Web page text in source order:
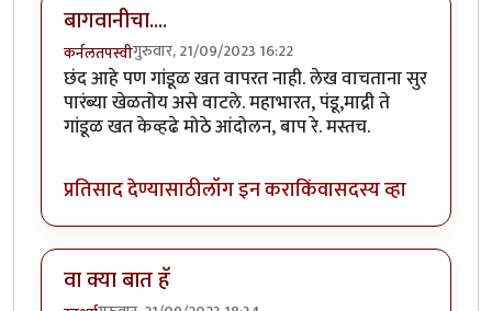
बागवानीचा....
कर्नलतपस्वीगुरुवार, 21/09/2023 16:22
छंद आहे पण गांडूळ खत वापरत नाही. लेख वाचताना सुर
पारंब्या खेळतोय असे वाटले. महाभारत, पंडू,माद्री ते
गांडूळ खत केव्हढे मोठे आंदोलन, बाप रे. मस्तच.
प्रतिसाद देण्यासाठीलॉग इन कराकिंवासदस्य व्हा
वा क्या बात हॅ